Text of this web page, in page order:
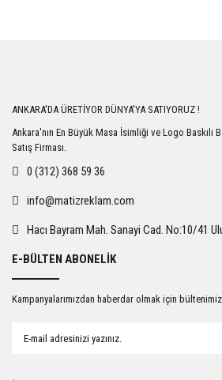
ANKARA'DA ÜRETİYOR DÜNYA'YA SATIYORUZ !
Ankara'nın En Büyük Masa İsimliği ve Logo Baskılı
Satış Firması.
0 (312) 368 59 36
info@matizreklam.com
Hacı Bayram Mah. Sanayi Cad. No:10/41
E-BÜLTEN ABONELİK
Kampanyalarımızdan haberdar olmak için